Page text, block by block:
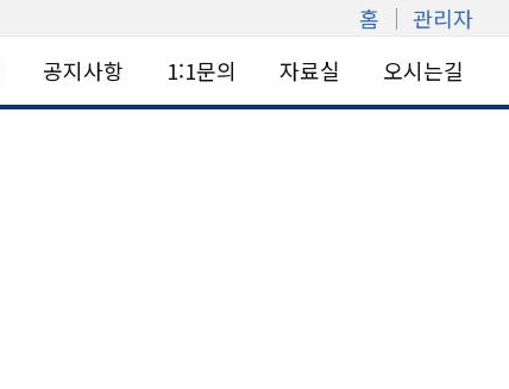
홈 │ 관리자
공지사항 1:1문의 자료실 오시는길